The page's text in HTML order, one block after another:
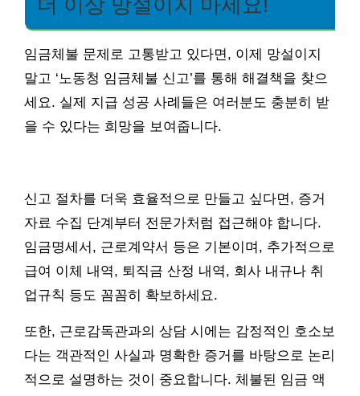
더 이상 망설이지 마세요!
임금체불 문제로 고통받고 있다면, 이제 망설이지
말고 ‘노동청 임금체불 신고’를 통해 해결책을 찾으
세요. 실제 지급 성공 사례들은 여러분도 충분히 받
을 수 있다는 희망을 보여줍니다.
신고 절차를 더욱 효율적으로 만들고 싶다면, 증거
자료 수집 단계부터 전문가처럼 접근해야 합니다.
임금명세서, 근로계약서 등은 기본이며, 추가적으로
급여 이체 내역, 퇴직금 산정 내역, 회사 내규나 취
업규칙 등도 꼼꼼히 확보하세요.
또한, 근로감독관과의 상담 시에는 감정적인 호소보
다는 객관적인 사실과 명확한 증거를 바탕으로 논리
적으로 설명하는 것이 중요합니다. 체불된 임금 액